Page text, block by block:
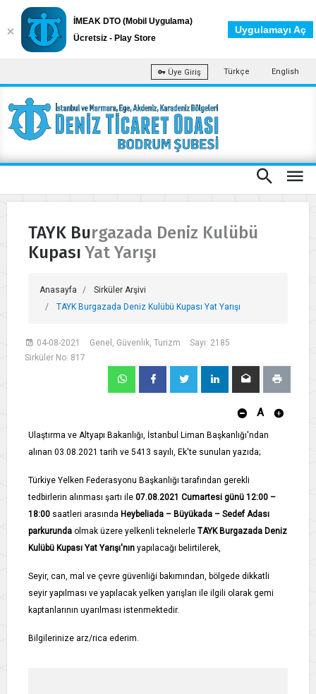
Üye Giriş Türkçe English
TAYK Burgazada Deniz Kulübü
Kupası Yat Yarışı
Anasayfa
Sirküler Arşivi
TAYK Burgazada Deniz Kulübü Kupası Yat Yarışı
04-08-2021 Genel, Güvenlik, Turizm
Sayı: 2185
Sirküler No: 817
A
Ulaştırma ve Altyapı Bakanlığı, İstanbul Liman Başkanlığı'ndan
alınan 03.08.2021 tarih ve 5413 sayılı, Ek'te sunulan yazıda;
Türkiye Yelken Federasyonu Başkanlığı tarafından gerekli
tedbirlerin alınması şartı ile 07.08.2021 Cumartesi günü 12:00 –
18:00 saatleri arasında Heybeliada – Büyükada – Sedef Adası
parkurunda olmak üzere yelkenli teknelerle TAYK Burgazada Deniz
Kulübü Kupası Yat Yarışı'nın yapılacağı belirtilerek,
Seyir, can, mal ve çevre güvenliği bakımından, bölgede dikkatli
seyir yapılması ve yapılacak yelken yarışları ile ilgili olarak gemi
kaptanlarının uyarılması istenmektedir.
Bilgilerinize arz/rica ederim.
İMEAK DTO (Mobil Uygulama)
Ücretsiz - Play Store
Uygulamayı Aç